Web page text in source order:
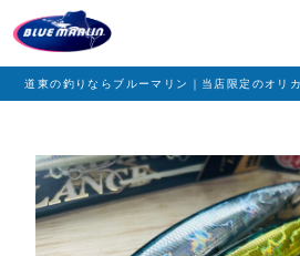
道東の釣りならブルーマリン｜当店限定のオリ